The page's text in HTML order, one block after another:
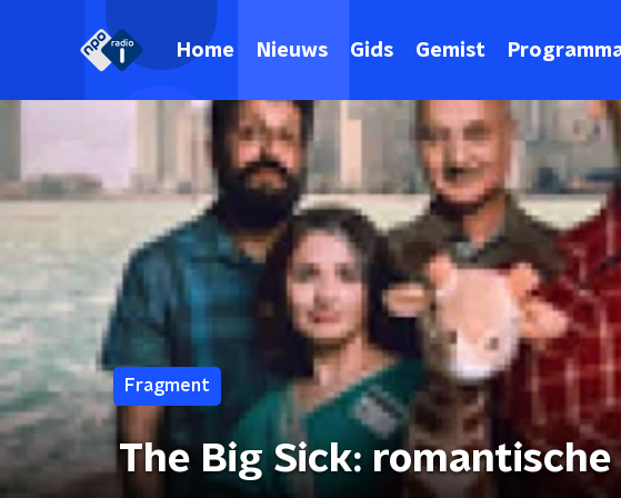
Home Nieuws Gids Gemist
Fragment
The Big Sick: